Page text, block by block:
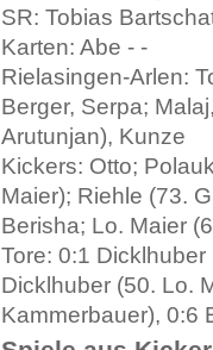
SR: Tobias
Karten: Abe - -
Rielasingen-Arlen:
Berger, Serpa;
Arutunjan), Kunze
Kickers: Otto;
Maier); Riehle (73.
Berisha; Lo. Maier
Tore: 0:1
Dicklhuber (50. Lo.
Kammerbauer), 0:6